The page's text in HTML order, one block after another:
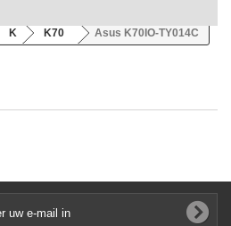
K K70 Asus K70IO-TY014C